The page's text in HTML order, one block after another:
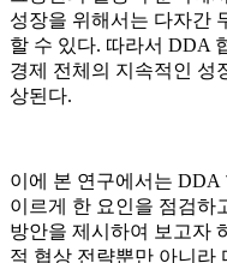
성장을 위해서는 다자간
할 수 있다. 따라서 DDA
경제 전체의 지속적인 성
상된다.
이에 본 연구에서는 DDA
이르게 한 요인을 점검하
방안을 제시하여 보고자
적 협상 전략뿐만 아니라